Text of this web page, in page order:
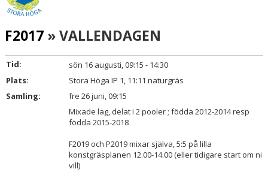
HEM
NYHETER
KALENDER
MATCHER
F2017 » VALLENDAGEN
Tid:
sön 16 augusti, 09:15 - 14:30
Plats:
Stora Höga IP 1, 11:11 naturgräs
Samling:
fre 26 juni, 09:15
Mixade lag, delat i 2 pooler ; födda 2012-2014 resp
födda 2015-2018
F2019 och P2019 mixar själva, 5:5 på lilla
konstgräsplanen 12.00-14.00 (eller tidigare start om ni
vill)